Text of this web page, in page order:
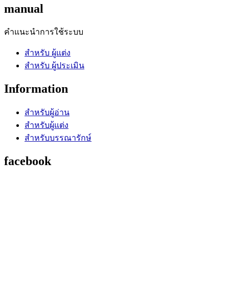
manual
คำแนะนำการใช้ระบบ
สำหรับ ผู้แต่ง
สำหรับ ผู้ประเมิน
Information
สำหรับผู้อ่าน
สำหรับผู้แต่ง
สำหรับบรรณารักษ์
facebook